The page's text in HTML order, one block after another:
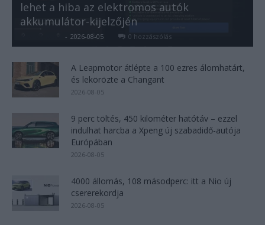
lehet a hiba az elektromos autók
akkumulátor-kijelzőjén
- 2026-08-05 0 hozzászólás
A Leapmotor átlépte a 100 ezres álomhatárt,
és lekörözte a Changant
2026-08-05
9 perc töltés, 450 kilométer hatótáv – ezzel
indulhat harcba a Xpeng új szabadidő-autója
Európában
2026-08-05
4000 állomás, 108 másodperc: itt a Nio új
csererekordja
2026-08-05